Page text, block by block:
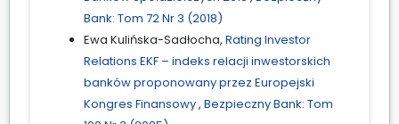
Bank: Tom 72 Nr 3 (2018)
Ewa Kulińska-Sadłocha, Rating Investor
Relations EKF – indeks relacji inwestorskich
banków proponowany przez Europejski
Kongres Finansowy, Bezpieczny Bank: Tom